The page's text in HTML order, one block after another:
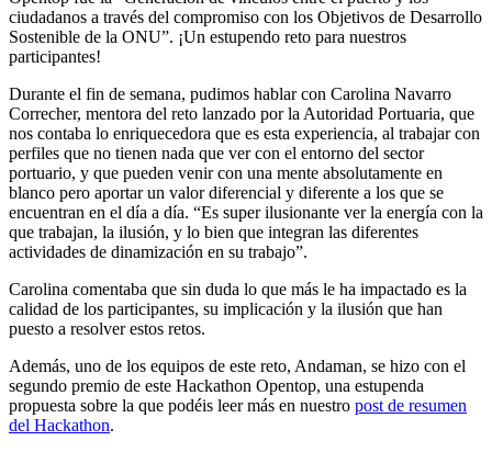
ciudadanos a través del compromiso con los Objetivos de Desarrollo
Sostenible de la ONU”. ¡Un estupendo reto para nuestros
participantes!
Durante el fin de semana, pudimos hablar con Carolina Navarro
Correcher, mentora del reto lanzado por la Autoridad Portuaria, que
nos contaba lo enriquecedora que es esta experiencia, al trabajar con
perfiles que no tienen nada que ver con el entorno del sector
portuario, y que pueden venir con una mente absolutamente en
blanco pero aportar un valor diferencial y diferente a los que se
encuentran en el día a día. “Es super ilusionante ver la energía con la
que trabajan, la ilusión, y lo bien que integran las diferentes
actividades de dinamización en su trabajo”.
Carolina comentaba que sin duda lo que más le ha impactado es la
calidad de los participantes, su implicación y la ilusión que han
puesto a resolver estos retos.
Además, uno de los equipos de este reto, Andaman, se hizo con el
segundo premio de este Hackathon Opentop, una estupenda
propuesta sobre la que podéis leer más en nuestro post de resumen
del Hackathon.